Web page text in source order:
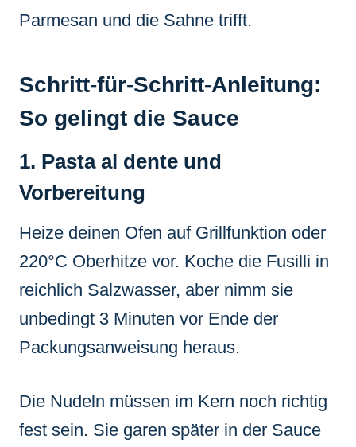
Parmesan und die Sahne trifft.
Schritt-für-Schritt-Anleitung:
So gelingt die Sauce
1. Pasta al dente und
Vorbereitung
Heize deinen Ofen auf Grillfunktion oder
220°C Oberhitze vor. Koche die Fusilli in
reichlich Salzwasser, aber nimm sie
unbedingt 3 Minuten vor Ende der
Packungsanweisung heraus.
Die Nudeln müssen im Kern noch richtig
fest sein. Sie garen später in der Sauce